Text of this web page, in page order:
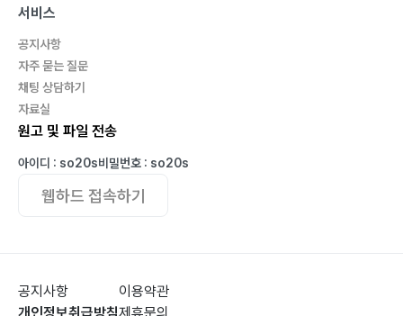
서비스
공지사항
자주 묻는 질문
채팅 상담하기
자료실
원고 및 파일 전송
아이디 : so20s비밀번호 : so20s
웹하드 접속하기
공지사항
이용약관